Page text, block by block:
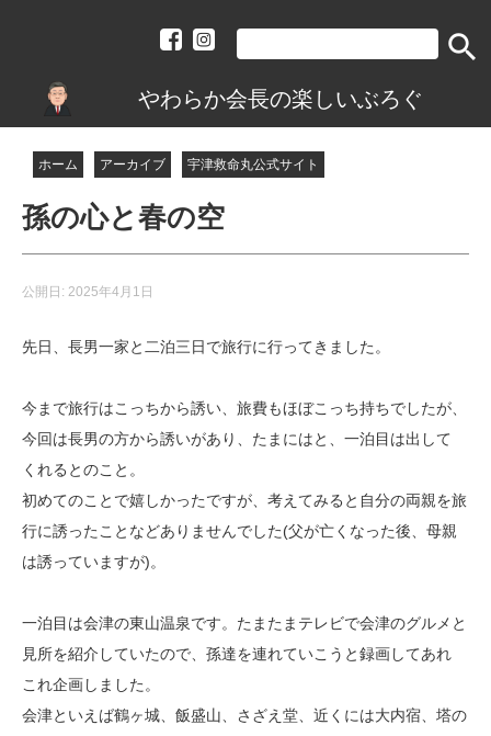
search
やわらか会長の楽しいぶろぐ
ホーム アーカイブ 宇津救命丸公式サイト
孫の心と春の空
公開日: 2025年4月1日
先日、長男一家と二泊三日で旅行に行ってきました。
今まで旅行はこっちから誘い、旅費もほぼこっち持ちでしたが、
今回は長男の方から誘いがあり、たまにはと、一泊目は出して
くれるとのこと。
初めてのことで嬉しかったですが、考えてみると自分の両親を旅
行に誘ったことなどありませんでした(父が亡くなった後、母親
は誘っていますが)。
一泊目は会津の東山温泉です。たまたまテレビで会津のグルメと
見所を紹介していたので、孫達を連れていこうと録画してあれ
これ企画しました。
会津といえば鶴ヶ城、飯盛山、さざえ堂、近くには大内宿、塔の